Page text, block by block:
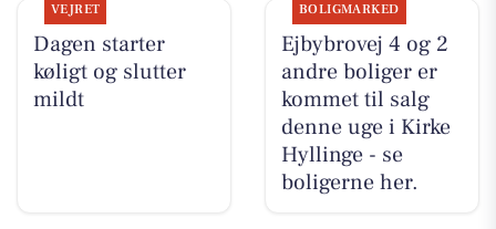
VEJRET
Dagen starter
køligt og slutter
mildt
BOLIGMARKED
Ejbybrovej 4 og 2
andre boliger er
kommet til salg
denne uge i Kirke
Hyllinge - se
boligerne her.